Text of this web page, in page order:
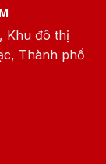
Khu đô thị
Thành phố